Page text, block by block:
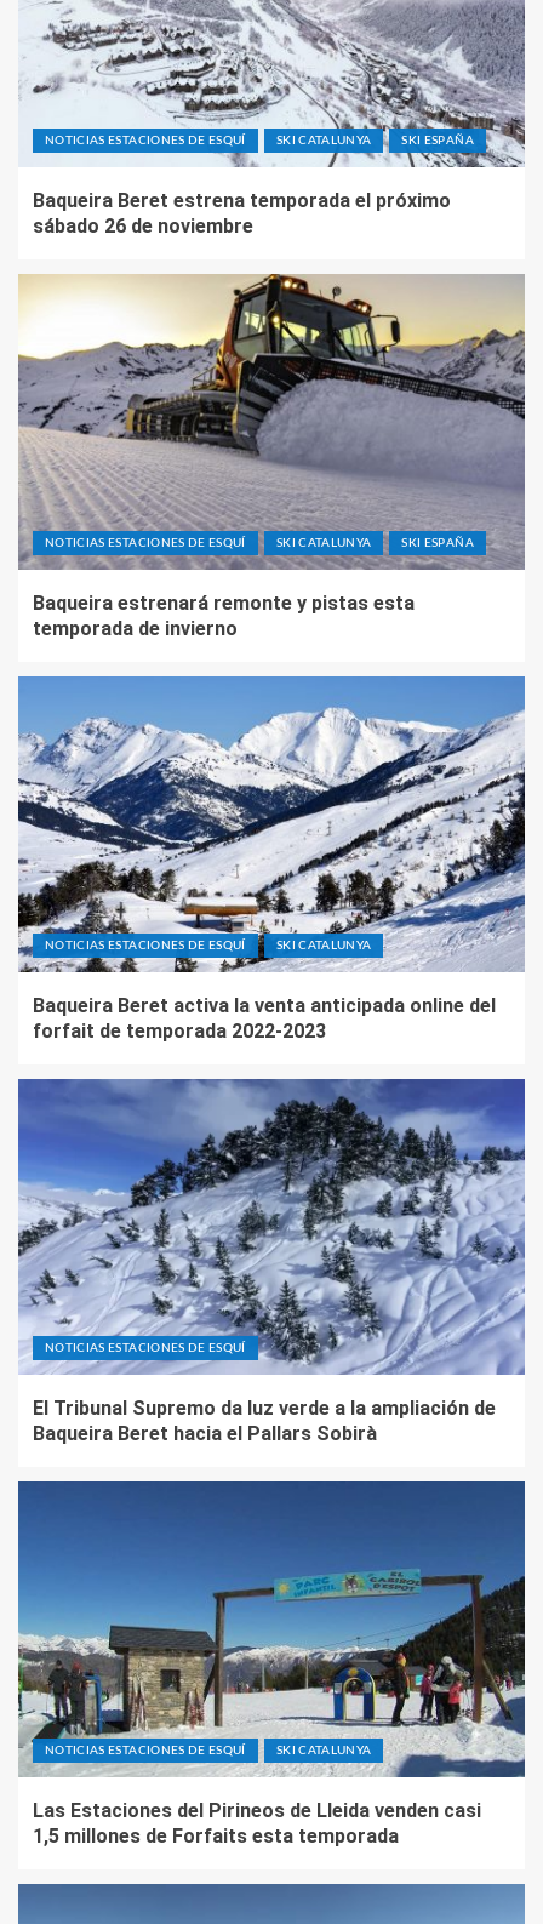
NOTICIAS ESTACIONES DE ESQUÍ SKI CATALUNYA SKI ESPAÑA
Baqueira Beret estrena temporada el próximo
sábado 26 de noviembre
NOTICIAS ESTACIONES DE ESQUÍ SKI CATALUNYA SKI ESPAÑA
Baqueira estrenará remonte y pistas esta
temporada de invierno
NOTICIAS ESTACIONES DE ESQUÍ SKI CATALUNYA
Baqueira Beret activa la venta anticipada online del
forfait de temporada 2022-2023
NOTICIAS ESTACIONES DE ESQUÍ
El Tribunal Supremo da luz verde a la ampliación de
Baqueira Beret hacia el Pallars Sobirà
NOTICIAS ESTACIONES DE ESQUÍ SKI CATALUNYA
Las Estaciones del Pirineos de Lleida venden casi
1,5 millones de Forfaits esta temporada